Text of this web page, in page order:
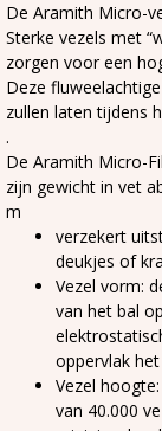
De Aramith Micro-
Sterke vezels met
zorgen voor een
Deze
zullen laten tijdens
.
De Aramith Micro-
zijn gewicht in vet
m
verzekert
deukjes of
Vezel vorm:
van het bal
oppervlak
Vezel
van 40.000